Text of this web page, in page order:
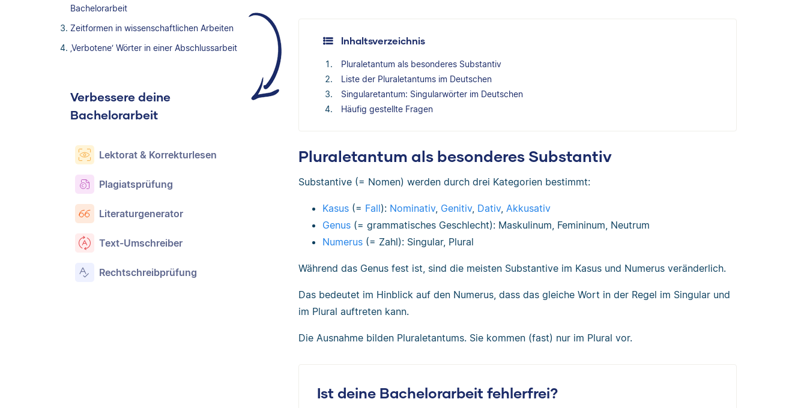
Bachelorarbeit
Zeitformen in wissenschaftlichen Arbeiten
‚Verbotene‘ Wörter in einer Abschlussarbeit
Verbessere deine
Bachelorarbeit
Lektorat & Korrekturlesen
Plagiatsprüfung
Literaturgenerator
Text-Umschreiber
Rechtschreibprüfung
Inhaltsverzeichnis
Pluraletantum als besonderes Substantiv
Liste der Pluraletantums im Deutschen
Singularetantum: Singularwörter im Deutschen
Häufig gestellte Fragen
Pluraletantum als besonderes Substantiv
Substantive (= Nomen) werden durch drei Kategorien bestimmt:
Kasus (= Fall): Nominativ, Genitiv, Dativ, Akkusativ
Genus (= grammatisches Geschlecht): Maskulinum, Femininum, Neutrum
Numerus (= Zahl): Singular, Plural
Während das Genus fest ist, sind die meisten Substantive im Kasus und Numerus veränderlich.
Das bedeutet im Hinblick auf den Numerus, dass das gleiche Wort in der Regel im Singular und
im Plural auftreten kann.
Die Ausnahme bilden Pluraletantums. Sie kommen (fast) nur im Plural vor.
Ist deine Bachelorarbeit fehlerfrei?